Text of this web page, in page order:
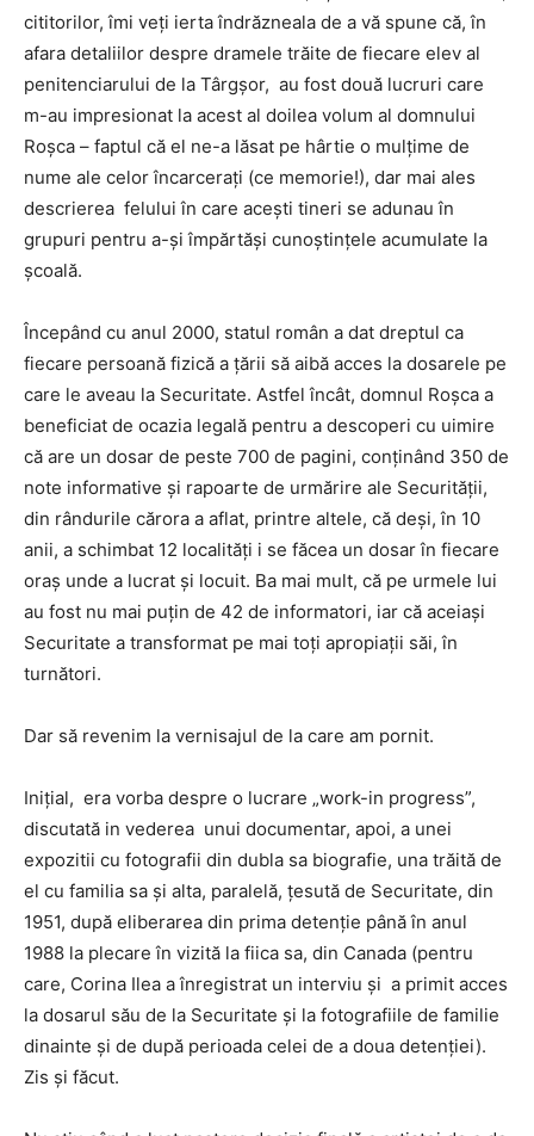
cititorilor, îmi veți ierta îndrăzneala de a vă spune că, în
afara detaliilor despre dramele trăite de fiecare elev al
penitenciarului de la Târgșor, au fost două lucruri care
m-au impresionat la acest al doilea volum al domnului
Roșca – faptul că el ne-a lăsat pe hârtie o mulțime de
nume ale celor încarcerați (ce memorie!), dar mai ales
descrierea felului în care acești tineri se adunau în
grupuri pentru a-și împărtăși cunoștințele acumulate la
școală.
Începând cu anul 2000, statul român a dat dreptul ca
fiecare persoană fizică a țării să aibă acces la dosarele pe
care le aveau la Securitate. Astfel încât, domnul Roșca a
beneficiat de ocazia legală pentru a descoperi cu uimire
că are un dosar de peste 700 de pagini, conținând 350 de
note informative și rapoarte de urmărire ale Securității,
din rândurile cărora a aflat, printre altele, că deși, în 10
anii, a schimbat 12 localități i se făcea un dosar în fiecare
oraș unde a lucrat și locuit. Ba mai mult, că pe urmele lui
au fost nu mai puțin de 42 de informatori, iar că aceiași
Securitate a transformat pe mai toți apropiații săi, în
turnători.
Dar să revenim la vernisajul de la care am pornit.
Inițial, era vorba despre o lucrare „work-in progress”,
discutată in vederea unui documentar, apoi, a unei
expozitii cu fotografii din dubla sa biografie, una trăită de
el cu familia sa și alta, paralelă, țesută de Securitate, din
1951, după eliberarea din prima detenție până în anul
1988 la plecare în vizită la fiica sa, din Canada (pentru
care, Corina Ilea a înregistrat un interviu și a primit acces
la dosarul său de la Securitate și la fotografiile de familie
dinainte și de după perioada celei de a doua detenției).
Zis și făcut.